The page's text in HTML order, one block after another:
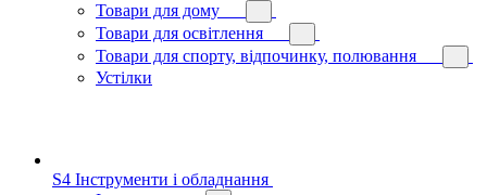
Товари для дому
Товари для освітлення
Товари для спорту, відпочинку, полювання
Устілки
S4 Інструменти і обладнання